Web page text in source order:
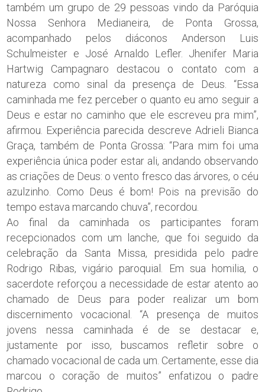
também um grupo de 29 pessoas vindo da Paróquia
Nossa Senhora Medianeira, de Ponta Grossa,
acompanhado pelos diáconos Anderson Luis
Schulmeister e José Arnaldo Lefler. Jhenifer Maria
Hartwig Campagnaro destacou o contato com a
natureza como sinal da presença de Deus. “Essa
caminhada me fez perceber o quanto eu amo seguir a
Deus e estar no caminho que ele escreveu pra mim”,
afirmou. Experiência parecida descreve Adrieli Bianca
Graça, também de Ponta Grossa: “Para mim foi uma
experiência única poder estar ali, andando observando
as criações de Deus: o vento fresco das árvores, o céu
azulzinho. Como Deus é bom! Pois na previsão do
tempo estava marcando chuva”, recordou.
Ao final da caminhada os participantes foram
recepcionados com um lanche, que foi seguido da
celebração da Santa Missa, presidida pelo padre
Rodrigo Ribas, vigário paroquial. Em sua homilia, o
sacerdote reforçou a necessidade de estar atento ao
chamado de Deus para poder realizar um bom
discernimento vocacional. “A presença de muitos
jovens nessa caminhada é de se destacar e,
justamente por isso, buscamos refletir sobre o
chamado vocacional de cada um. Certamente, esse dia
marcou o coração de muitos” enfatizou o padre